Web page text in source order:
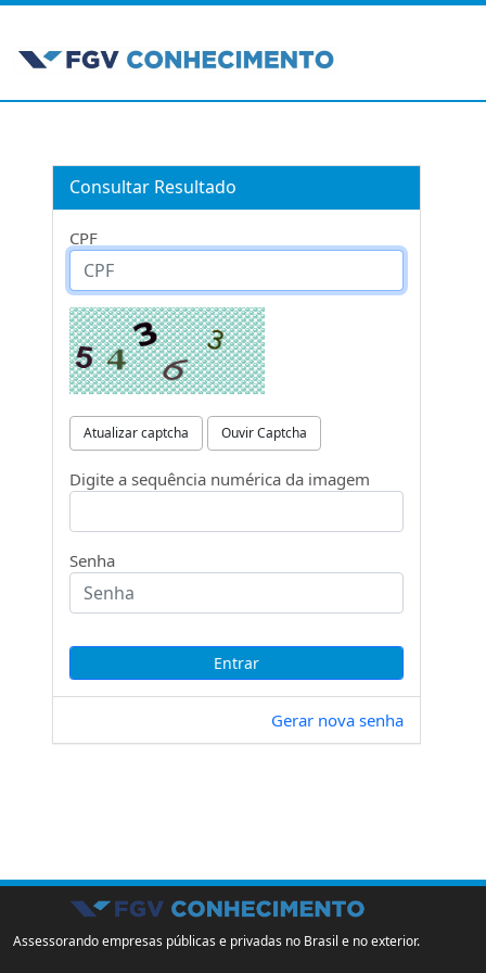
Consultar Resultado
CPF
Atualizar captcha Ouvir Captcha
Digite a sequência numérica da imagem
Senha
Gerar nova senha
Assessorando empresas públicas e privadas no Brasil e no exterior.